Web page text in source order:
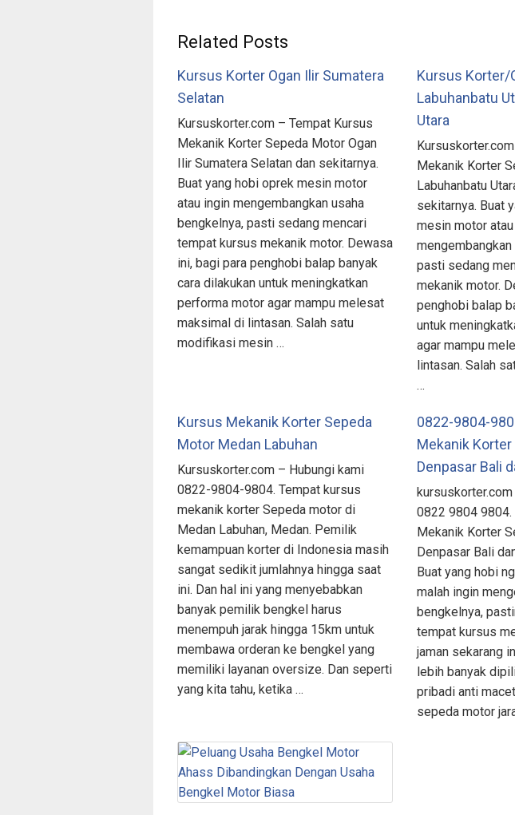
Related Posts
Kursus Korter Ogan Ilir Sumatera
Selatan
Kursuskorter.com – Tempat Kursus
Mekanik Korter Sepeda Motor Ogan
Ilir Sumatera Selatan dan sekitarnya.
Buat yang hobi oprek mesin motor
atau ingin mengembangkan usaha
bengkelnya, pasti sedang mencari
tempat kursus mekanik motor. Dewasa
ini, bagi para penghobi balap banyak
cara dilakukan untuk meningkatkan
performa motor agar mampu melesat
maksimal di lintasan. Salah satu
modifikasi mesin …
Kursus Korter/
Labuhanbatu
Utara
Mekanik Korter
Labuhanbatu
sekitarnya. Buat
mesin motor
pasti sedang
mekanik motor.
penghobi balap
untuk
agar mampu
lintasan. Salah
…
Kursus Mekanik Korter Sepeda
Motor Medan Labuhan
Kursuskorter.com – Hubungi kami
0822-9804-9804. Tempat kursus
mekanik korter Sepeda motor di
Medan Labuhan, Medan. Pemilik
kemampuan korter di Indonesia masih
sangat sedikit jumlahnya hingga saat
ini. Dan hal ini yang menyebabkan
banyak pemilik bengkel harus
menempuh jarak hingga 15km untuk
membawa orderan ke bengkel yang
memiliki layanan oversize. Dan seperti
yang kita tahu, ketika …
0822-9804-
Mekanik
Denpasar Bali
0822 9804 9804.
Mekanik Korter
Denpasar Bali
Buat yang hobi
malah ingin
bengkelnya,
tempat kursus
jaman sekarang
lebih banyak
pribadi anti
sepeda motor